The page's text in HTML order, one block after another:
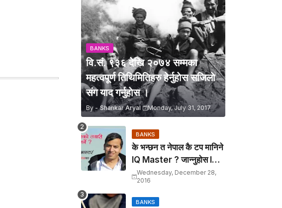
BANKS
वि.सं. ९३६ देखि २०७४ सम्मका
महत्वपूर्ण तिथिमितिहरु हेर्नुहाेस सजिलाे
संग याद गर्नुहाेस ।
By - Shankar Aryal Monday, July 31, 2017
BANKS
के भन्छन त नेपाल कै टप मानिने
IQ Master ? जान्नुहाेस IQ
सम्बन्धी २० ओटा Tips.
Wednesday, December 28,
2016
BANKS